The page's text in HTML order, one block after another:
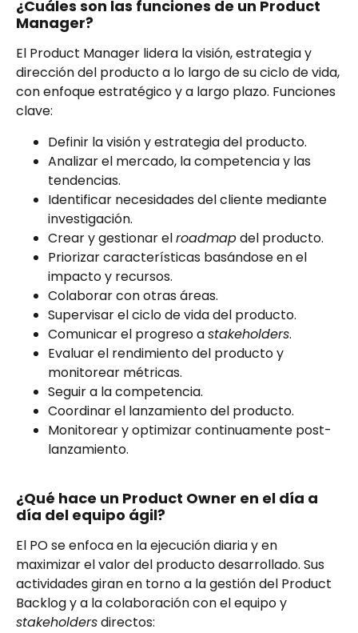
¿Cuáles son las funciones de un Product
Manager?
El Product Manager lidera la visión, estrategia y
dirección del producto a lo largo de su ciclo de vida,
con enfoque estratégico y a largo plazo. Funciones
clave:
Definir la visión y estrategia del producto.
Analizar el mercado, la competencia y las
tendencias.
Identificar necesidades del cliente mediante
investigación.
Crear y gestionar elroadmapdel producto.
Priorizar características basándose en el
impacto y recursos.
Colaborar con otras áreas.
Supervisar el ciclo de vida del producto.
Comunicar el progreso astakeholders.
Evaluar el rendimiento del producto y
monitorear métricas.
Seguir a la competencia.
Coordinar el lanzamiento del producto.
Monitorear y optimizar continuamente post-
lanzamiento.
¿Qué hace un Product Owner en el día a
día del equipo ágil?
El PO se enfoca en la ejecución diaria y en
maximizar el valor del producto desarrollado. Sus
actividades giran en torno a la gestión del Product
Backlog y a la colaboración con el equipo y
stakeholdersdirectos: